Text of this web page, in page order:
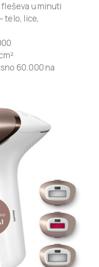
fleševa u minuti
telo, lice,
60.000 na